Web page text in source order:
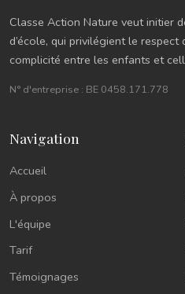
Classe Action Nature veut initier
d’école, qui privilégient le
complicité entre les enfants et
N° d'entreprise : BE 0458.171.778
Navigation
Accueil
À propos
L'équipe
Tarif
Témoignages